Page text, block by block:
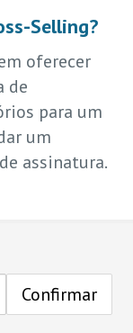
Selling?
oferecer
de
para um
um
assinatura.